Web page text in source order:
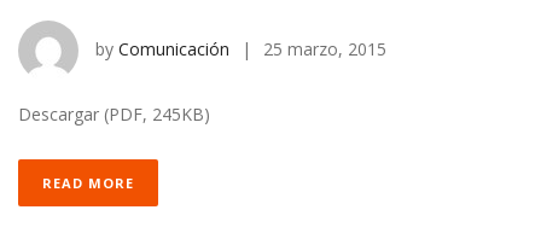
by Comunicación | 25 marzo, 2015
Descargar (PDF, 245KB)
READ MORE